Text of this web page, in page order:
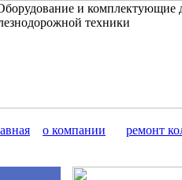
о компании ремонт